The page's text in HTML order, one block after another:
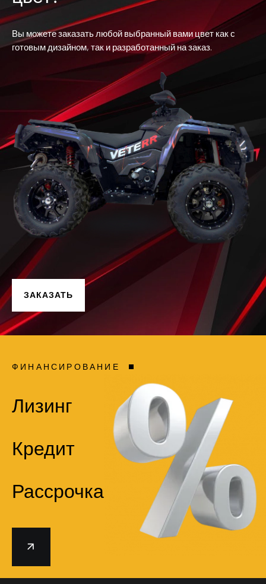
Вы можете заказать любой выбранный вами цвет как с
готовым дизайном, так и разработанный на заказ.
ЗАКАЗАТЬ
ФИНАНСИРОВАНИЕ
Лизинг
Кредит
Рассрочка